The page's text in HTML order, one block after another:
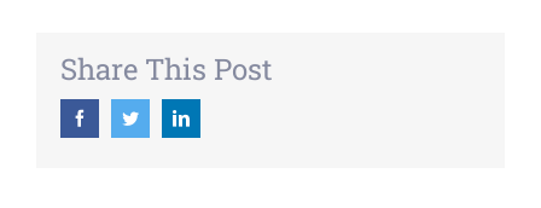
Share This Post
FacebookTwitterLinkedin